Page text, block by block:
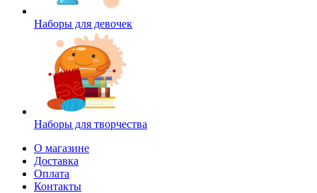
Наборы для девочек
Наборы для творчества
О магазине
Доставка
Оплата
Контакты